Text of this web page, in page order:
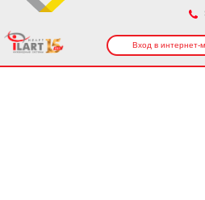
Вход в интернет-